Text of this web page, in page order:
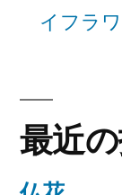
イフラ
最近